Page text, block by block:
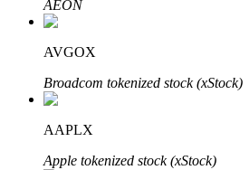
AEON
AVGOX
Broadcom tokenized stock (xStock)
AAPLX
Apple tokenized stock (xStock)